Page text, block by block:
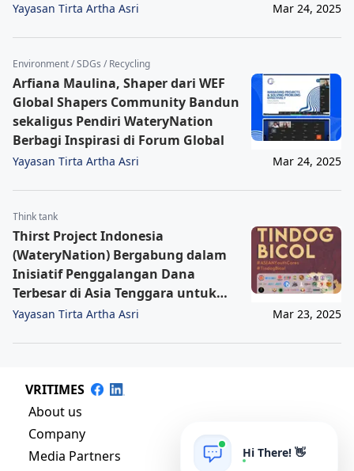
Yayasan Tirta Artha Asri Mar 24, 2025
Environment / SDGs / Recycling
Arfiana Maulina, Shaper dari WEF
Global Shapers Community Bandun
sekaligus Pendiri WateryNation
Berbagi Inspirasi di Forum Global
Yayasan Tirta Artha Asri Mar 24, 2025
Think tank
Thirst Project Indonesia
(WateryNation) Bergabung dalam
Inisiatif Penggalangan Dana
Terbesar di Asia Tenggara untuk
Korban Topan Rolly (Goni)
Yayasan Tirta Artha Asri Mar 23, 2025
VRITIMES
About us
Company
Media Partners
Hi There! 👋